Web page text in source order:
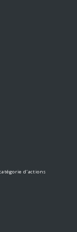
d’actions